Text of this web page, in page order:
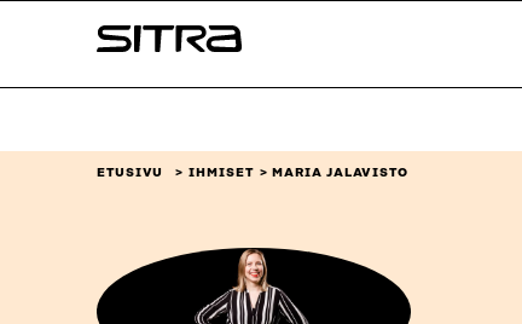
sisältöön
Sitra
ETUSIVU IHMISET MARIA JALAVISTO